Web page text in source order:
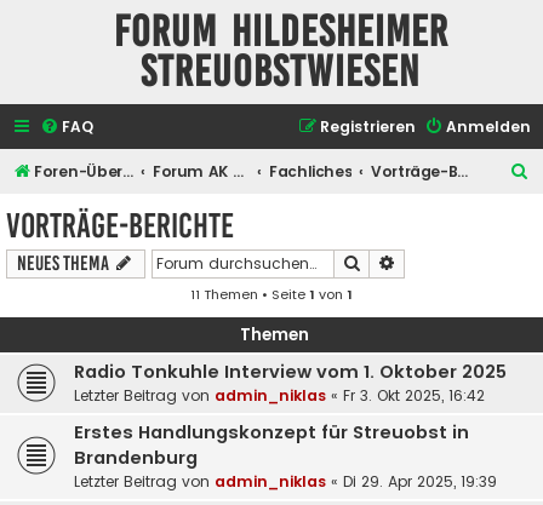
Forum Hildesheimer
Streuobstwiesen
FAQ Anmelden
Registrieren
Foren-Übersicht Forum AK Hildesheimer Streuobstwiesen Fachliches Vorträge-Berichte
Vorträge-Berichte
Neues Thema Suche
11 Themen • Seite1 von 1
Themen
Radio Tonkuhle Interview vom 1. Oktober 2025
Letzter Beitrag von admin_niklas « Fr 3. Okt 2025, 16:42
Erstes Handlungskonzept für Streuobst in
Brandenburg
Letzter Beitrag von admin_niklas « Di 29. Apr 2025, 19:39